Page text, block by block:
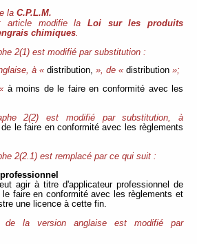
la C.P.L.M.
article modifie laLoi sur les produits
chimiques.
2(1) est modifié par substitution :
à «distribution, », de «distribution »;
à moins de le faire en conformité avec les
2(2) est modifié par substitution, à
le faire en conformité avec les règlements
2(2.1) est remplacé par ce qui suit :
agir à titre d'applicateur professionnel de
faire en conformité avec les règlements et
une licence à cette fin.
de la version anglaise est modifié par